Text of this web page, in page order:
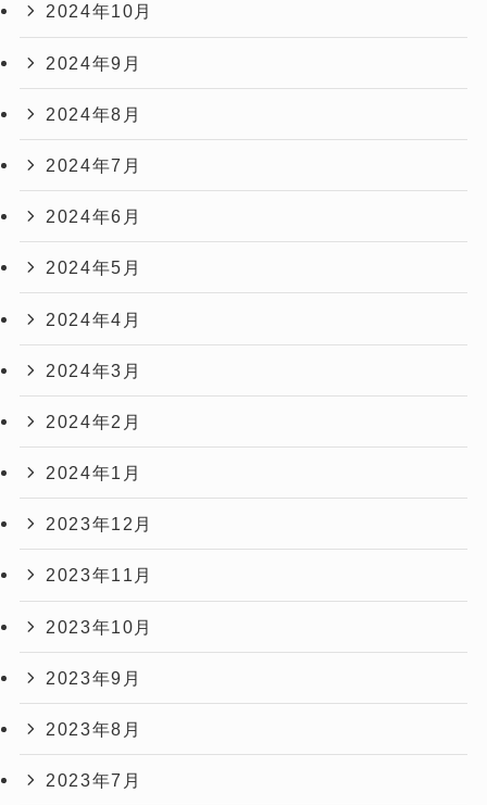
2024年10月
2024年9月
2024年8月
2024年7月
2024年6月
2024年5月
2024年4月
2024年3月
2024年2月
2024年1月
2023年12月
2023年11月
2023年10月
2023年9月
2023年8月
2023年7月